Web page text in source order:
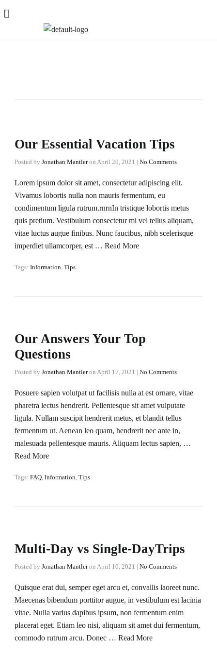
Our Essential Vacation Tips
Posted by Jonathan Mantler on April 20, 2021 | No Comments
Lorem ipsum dolor sit amet, consectetur adipiscing elit.
Vivamus lobortis nulla non mauris fermentum, eu
condimentum ligula rutrum.rnrnIn tristique lobortis metus
quis pretium. Vestibulum consectetur mi vel tellus aliquam,
vitae luctus augue finibus. Nunc faucibus, nibh scelerisque
imperdiet ullamcorper, est … Read More
Tags: Information, Tips
Our Answers Your Top
Questions
Posted by Jonathan Mantler on April 17, 2021 | No Comments
Posuere sapien volutpat ut facilisis nulla at est ornare, vitae
pharetra lectus hendrerit. Pellentesque sit amet vulputate
ligula. Nullam suscipit hendrerit metus, et blandit tellus
fermentum ut. Aenean leo quam, hendrerit nec ante in,
malesuada pellentesque mauris. Aliquam lectus sapien, …
Read More
Tags: FAQ, Information, Tips
Multi-Day vs Single-DayTrips
Posted by Jonathan Mantler on April 10, 2021 | No Comments
Quisque erat dui, semper eget arcu et, convallis laoreet nunc.
Maecenas bibendum porttitor augue, in vestibulum est lacinia
vitae. Nulla varius dapibus ipsum, non fermentum enim
placerat eget. Etiam leo nisi, aliquam sit amet dui fermentum,
commodo rutrum arcu. Donec … Read More